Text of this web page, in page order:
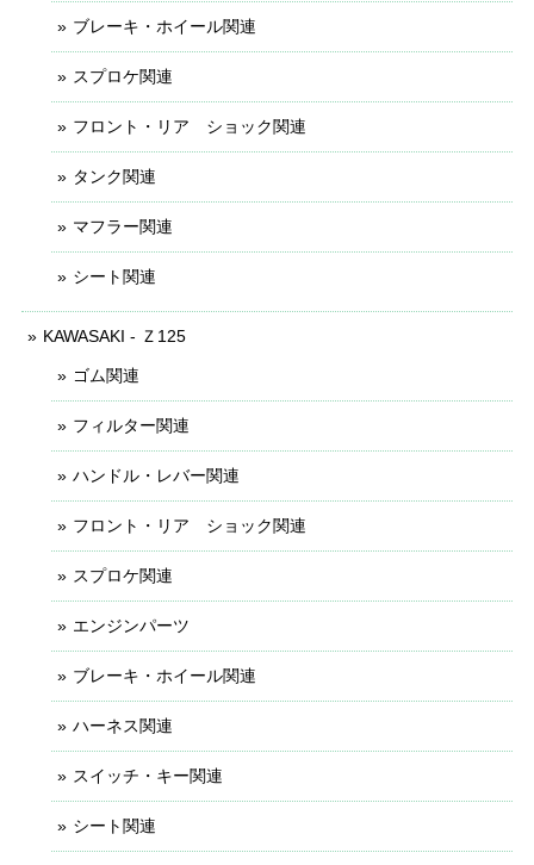
ブレーキ・ホイール関連
スプロケ関連
フロント・リア ショック関連
タンク関連
マフラー関連
シート関連
KAWASAKI - Ｚ125
ゴム関連
フィルター関連
ハンドル・レバー関連
フロント・リア ショック関連
スプロケ関連
エンジンパーツ
ブレーキ・ホイール関連
ハーネス関連
スイッチ・キー関連
シート関連